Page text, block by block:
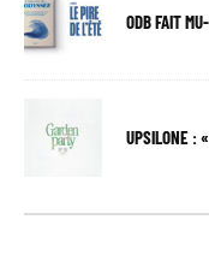
ODB FAIT
UPSILONE :